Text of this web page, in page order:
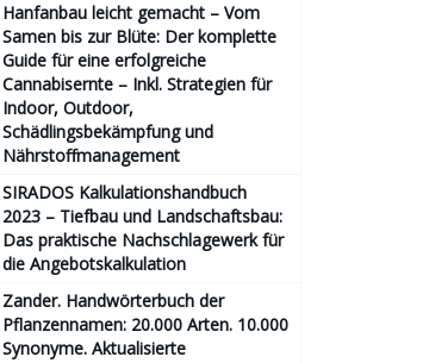
Hanfanbau leicht gemacht – Vom
Samen bis zur Blüte: Der komplette
Guide für eine erfolgreiche
Cannabisernte – Inkl. Strategien für
Indoor, Outdoor,
Schädlingsbekämpfung und
Nährstoffmanagement
SIRADOS Kalkulationshandbuch
2023 – Tiefbau und Landschaftsbau:
Das praktische Nachschlagewerk für
die Angebotskalkulation
Zander. Handwörterbuch der
Pflanzennamen: 20.000 Arten. 10.000
Synonyme. Aktualisierte